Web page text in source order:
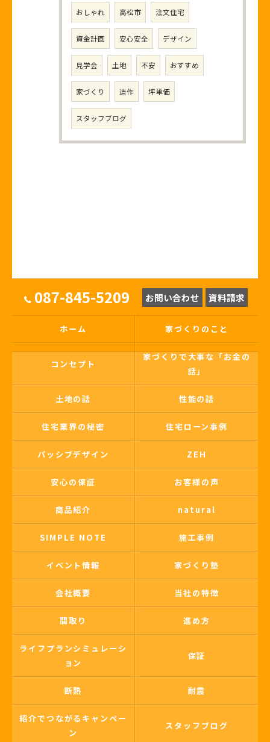
おしゃれ 高松市 注文住宅
資金計画 安心安全 デザイン
見学会 土地 不安 おすすめ
家づくり 造作 坪単価
スタッフブログ
087-845-5209 お問い合わせ 資料請求
ホーム 家づくりのこと
コンセプト
家づくりで大事な「お金の
話」
土地の話 性能の話
住宅業界の秘密 住宅ローン事例
パッシブデザイン ZEH
安心の保証 お客様の声
商品紹介 natural
SIMPLE NOTE 施工事例
イベント情報 家づくり塾
会社概要 当社の特徴
間取り 進め方
ライフプランシミュレーシ
ョン
保証
断熱 耐震
紹介でつながるキャンペー
ン
スタッフブログ